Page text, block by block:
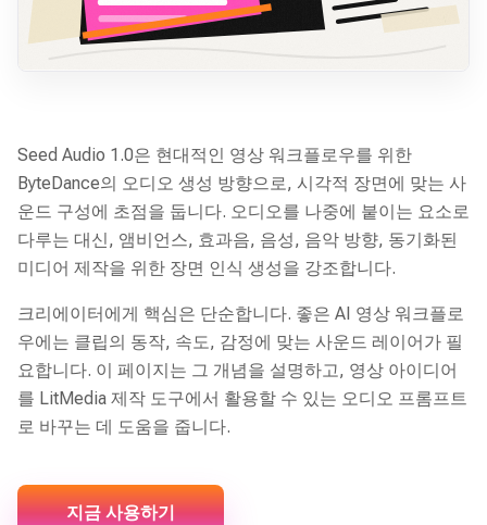
Seed Audio 1.0은 현대적인 영상 워크플로우를 위한
ByteDance의 오디오 생성 방향으로, 시각적 장면에 맞는 사
운드 구성에 초점을 둡니다. 오디오를 나중에 붙이는 요소로
다루는 대신, 앰비언스, 효과음, 음성, 음악 방향, 동기화된
미디어 제작을 위한 장면 인식 생성을 강조합니다.
크리에이터에게 핵심은 단순합니다. 좋은 AI 영상 워크플로
우에는 클립의 동작, 속도, 감정에 맞는 사운드 레이어가 필
요합니다. 이 페이지는 그 개념을 설명하고, 영상 아이디어
를 LitMedia 제작 도구에서 활용할 수 있는 오디오 프롬프트
로 바꾸는 데 도움을 줍니다.
지금 사용하기